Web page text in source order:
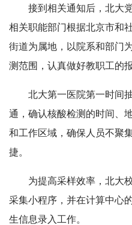
接到相关通知后，北大
相关职能部门根据北京市和
街道为属地，以院系和部门
测范围，认真做好教职工的
北大第一医院第一时间
通，确认核酸检测的时间、
和工作区域，确保人员不聚
捷。
为提高采样效率，北大
采集小程序，并在计算中心
生信息录入工作。